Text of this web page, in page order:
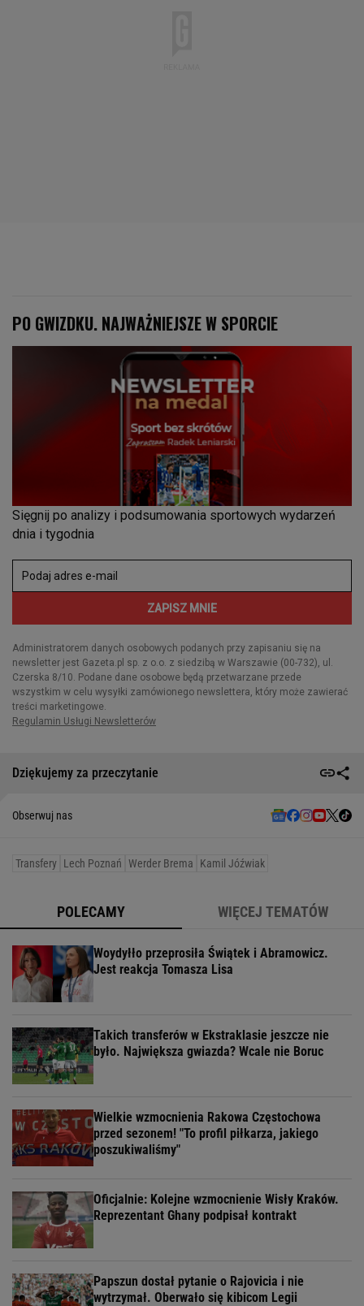
Dziękujemy za przeczytanie
Obserwuj nas
Transfery Lech Poznań Werder Brema Kamil Jóźwiak
POLECAMY WIĘCEJ TEMATÓW
Woydyłło przeprosiła Świątek i Abramowicz.
Jest reakcja Tomasza Lisa
Takich transferów w Ekstraklasie jeszcze nie
było. Największa gwiazda? Wcale nie Boruc
Wielkie wzmocnienia Rakowa Częstochowa
przed sezonem! "To profil piłkarza, jakiego
poszukiwaliśmy"
Oficjalnie: Kolejne wzmocnienie Wisły Kraków.
Reprezentant Ghany podpisał kontrakt
Papszun dostał pytanie o Rajovicia i nie
wytrzymał. Oberwało się kibicom Legii